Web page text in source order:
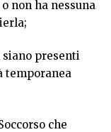
non ha nessuna
siano presenti
temporanea
che